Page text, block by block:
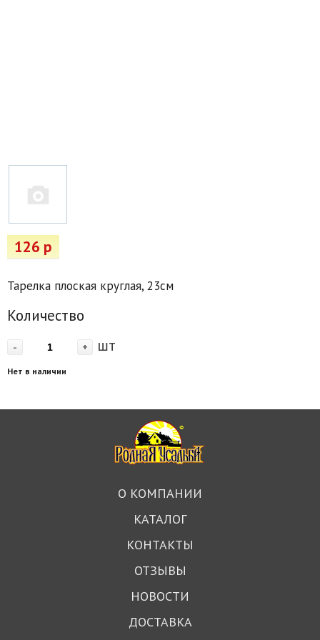
Подарочные сертификаты
126 р
Тарелка плоская круглая, 23см
Количество
- + шт
Нет в наличии
О КОМПАНИИ
КАТАЛОГ
КОНТАКТЫ
ОТЗЫВЫ
НОВОСТИ
ДОСТАВКА